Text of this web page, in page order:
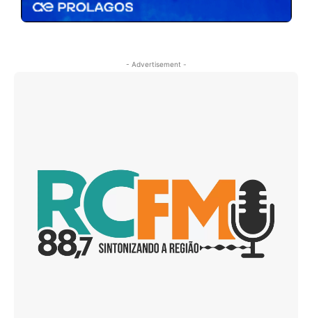
- Advertisement -